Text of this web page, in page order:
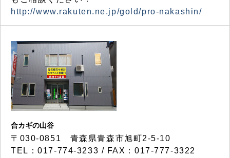
http://www.rakuten.ne.jp/gold/pro-nakashin/
合カギの山谷
〒030-0851 青森県青森市旭町2-5-10
TEL：017-774-3233 / FAX：017-777-3322